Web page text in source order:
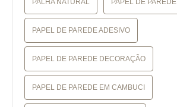
PALHA NATURAL PAPEL DE PAREDE
PAPEL DE PAREDE ADESIVO
PAPEL DE PAREDE DECORAÇÃO
PAPEL DE PAREDE EM CAMBUCI